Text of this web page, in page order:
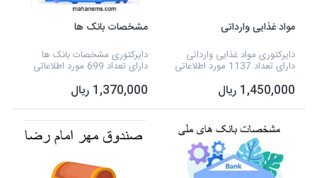
مواد غذایی وارداتی
دایرکتوری مواد غذایی وارداتی
دارای تعداد 1137 مورد اطلاعاتی
شماره تلفن، آدرس، شماره همراه
و نام کشور تولیدی و شهرهای
تهران و کر...
1,450,000 ریال
مشخصات بانک ها
دایرکتوری مشخصات بانک ها
دارای تعداد 699 مورد اطلاعاتی
شماره تلفن، آدرس و تفکیک
برخی از شهرستان ها و... می
شود و به صورت اکسل آ...
1,370,000 ریال